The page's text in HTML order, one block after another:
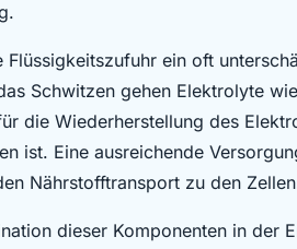
ein oft
Schwitzen gehen Elektrolyte
die Wiederherstellung des
ist. Eine ausreichende
Nährstofftransport zu den
dieser Komponenten in der